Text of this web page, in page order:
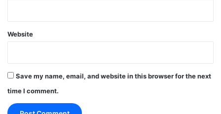
Website
Save my name, email, and website in this browser for the next
time I comment.